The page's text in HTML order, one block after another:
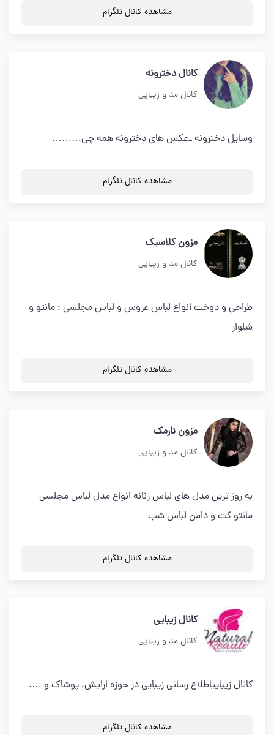
مشاهده کانال تلگرام
کانال دخترونه
کانال مد و زیبایی
وسایل دخترونه _عکس های دخترونه همه چی………
مشاهده کانال تلگرام
مزون کلاسیک
کانال مد و زیبایی
طراحی و دوخت انواع لباس عروس و لباس مجلسی ؛ مانتو و
شلوار
مشاهده کانال تلگرام
مزون نارمک
کانال مد و زیبایی
به روز ترین مدل های لباس زنانه انواع مدل لباس مجلسی
مانتو کت و دامن لباس شب
مشاهده کانال تلگرام
کانال زیبایی
کانال مد و زیبایی
کانال زیباییاطلاع رسانی زیبایی در حوزه ارایش، پوشاک و ….
مشاهده کانال تلگرام